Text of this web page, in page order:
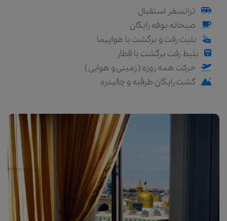
ترانسفر استقبال
صبحانه بوفه رایگان
بلیت رفت و برگشت با هواپیما
بلیط رفت برگشت با قطار
حرکت همه روزه ( زمینی و هوایی )
گشت رایگان طرقبه و چالیدره